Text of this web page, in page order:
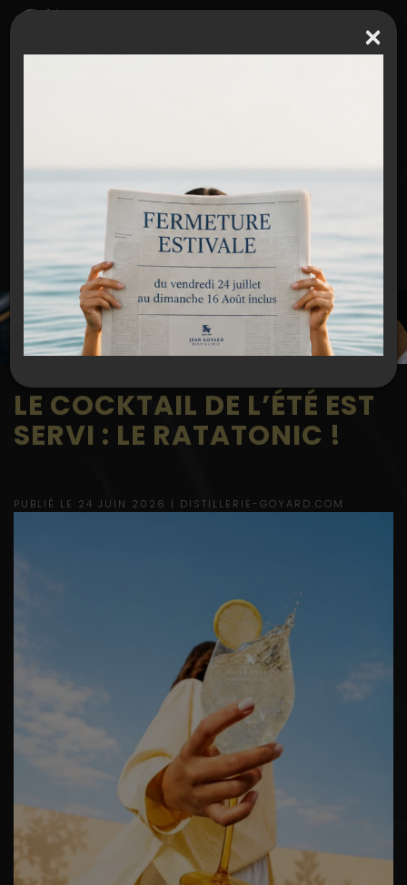
RETROUVEZ L'ACTUALITÉ DE LA DISTILLERIE !
LE COCKTAIL DE L’ÉTÉ EST
SERVI : LE RATATONIC !
PUBLIÉ LE 24 JUIN 2026 | DISTILLERIE-GOYARD.COM
×